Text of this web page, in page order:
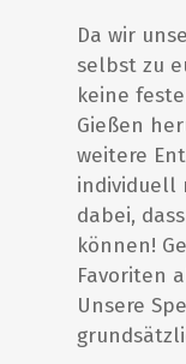
Da wir
selbst zu
keine
Gießen
weitere
individuell
dabei,
können!
Favoriten
Unsere